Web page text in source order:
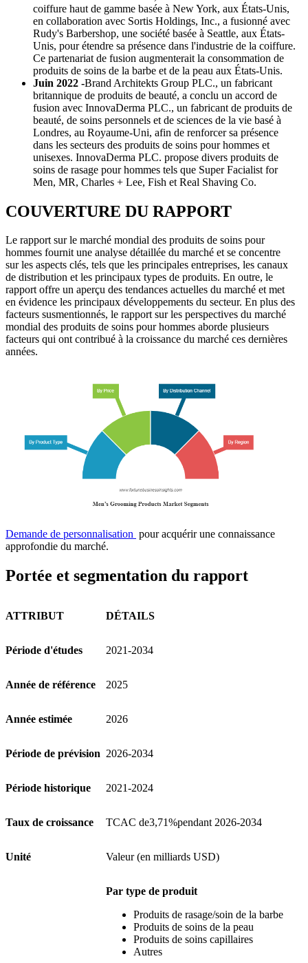
coiffure haut de gamme basée à New York, aux États-Unis,
en collaboration avec Sortis Holdings, Inc., a fusionné avec
Rudy's Barbershop, une société basée à Seattle, aux États-
Unis, pour étendre sa présence dans l'industrie de la coiffure.
Ce partenariat de fusion augmenterait la consommation de
produits de soins de la barbe et de la peau aux États-Unis.
Juin 2022 -Brand Architekts Group PLC., un fabricant
britannique de produits de beauté, a conclu un accord de
fusion avec InnovaDerma PLC., un fabricant de produits de
beauté, de soins personnels et de sciences de la vie basé à
Londres, au Royaume-Uni, afin de renforcer sa présence
dans les secteurs des produits de soins pour hommes et
unisexes. InnovaDerma PLC. propose divers produits de
soins de rasage pour hommes tels que Super Facialist for
Men, MR, Charles + Lee, Fish et Real Shaving Co.
COUVERTURE DU RAPPORT
Le rapport sur le marché mondial des produits de soins pour
hommes fournit une analyse détaillée du marché et se concentre
sur les aspects clés, tels que les principales entreprises, les canaux
de distribution et les principaux types de produits. En outre, le
rapport offre un aperçu des tendances actuelles du marché et met
en évidence les principaux développements du secteur. En plus des
facteurs susmentionnés, le rapport sur les perspectives du marché
mondial des produits de soins pour hommes aborde plusieurs
facteurs qui ont contribué à la croissance du marché ces dernières
années.
Demande de personnalisation pour acquérir une connaissance
approfondie du marché.
Portée et segmentation du rapport
ATTRIBUT DÉTAILS
Période d'études 2021-2034
Année de référence 2025
Année estimée 2026
Période de prévision 2026-2034
Période historique 2021-2024
Taux de croissance TCAC de3,71%pendant 2026-2034
Unité Valeur (en milliards USD)
Par type de produit
Produits de rasage/soin de la barbe
Produits de soins de la peau
Produits de soins capillaires
Autres